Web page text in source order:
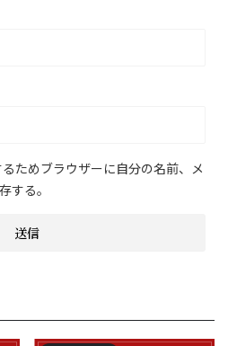
ためブラウザーに自分の名前、メ
する。